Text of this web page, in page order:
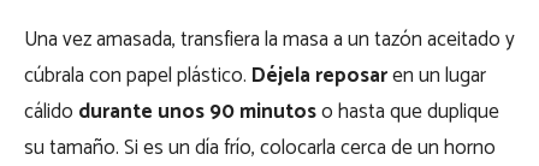
Una vez amasada, transfiera la masa a un tazón aceitado y
cúbrala con papel plástico. Déjela reposaren un lugar
cálido durante unos 90 minutoso hasta que duplique
su tamaño. Si es un día frío, colocarla cerca de un horno